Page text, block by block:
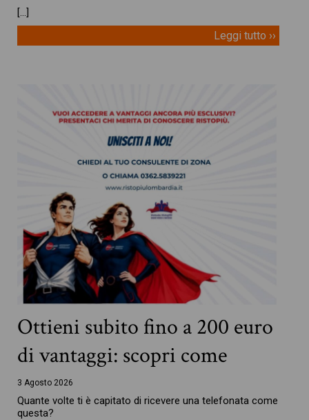
[…]
Leggi tutto ››
Ottieni subito fino a 200 euro
di vantaggi: scopri come
3 Agosto 2026
Quante volte ti è capitato di ricevere una telefonata come
questa?